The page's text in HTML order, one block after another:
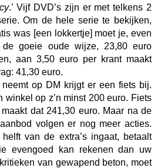
.’ Vijf DVD’s zijn er met telkens 2
Om de hele serie te bekijken,
was [een lokkertje] moet je, even
de goeie oude wijze, 23,80 euro
aan 3,50 euro per krant maakt
41,30 euro.
op DM krijgt er een fiets bij.
winkel op z’n minst 200 euro. Fiets
dat 241,30 euro. Maar na de
volgen er nog meer acties.
van de extra’s ingaat, betaalt
evengoed kan rekenen dan uw
van gewapend beton, moet